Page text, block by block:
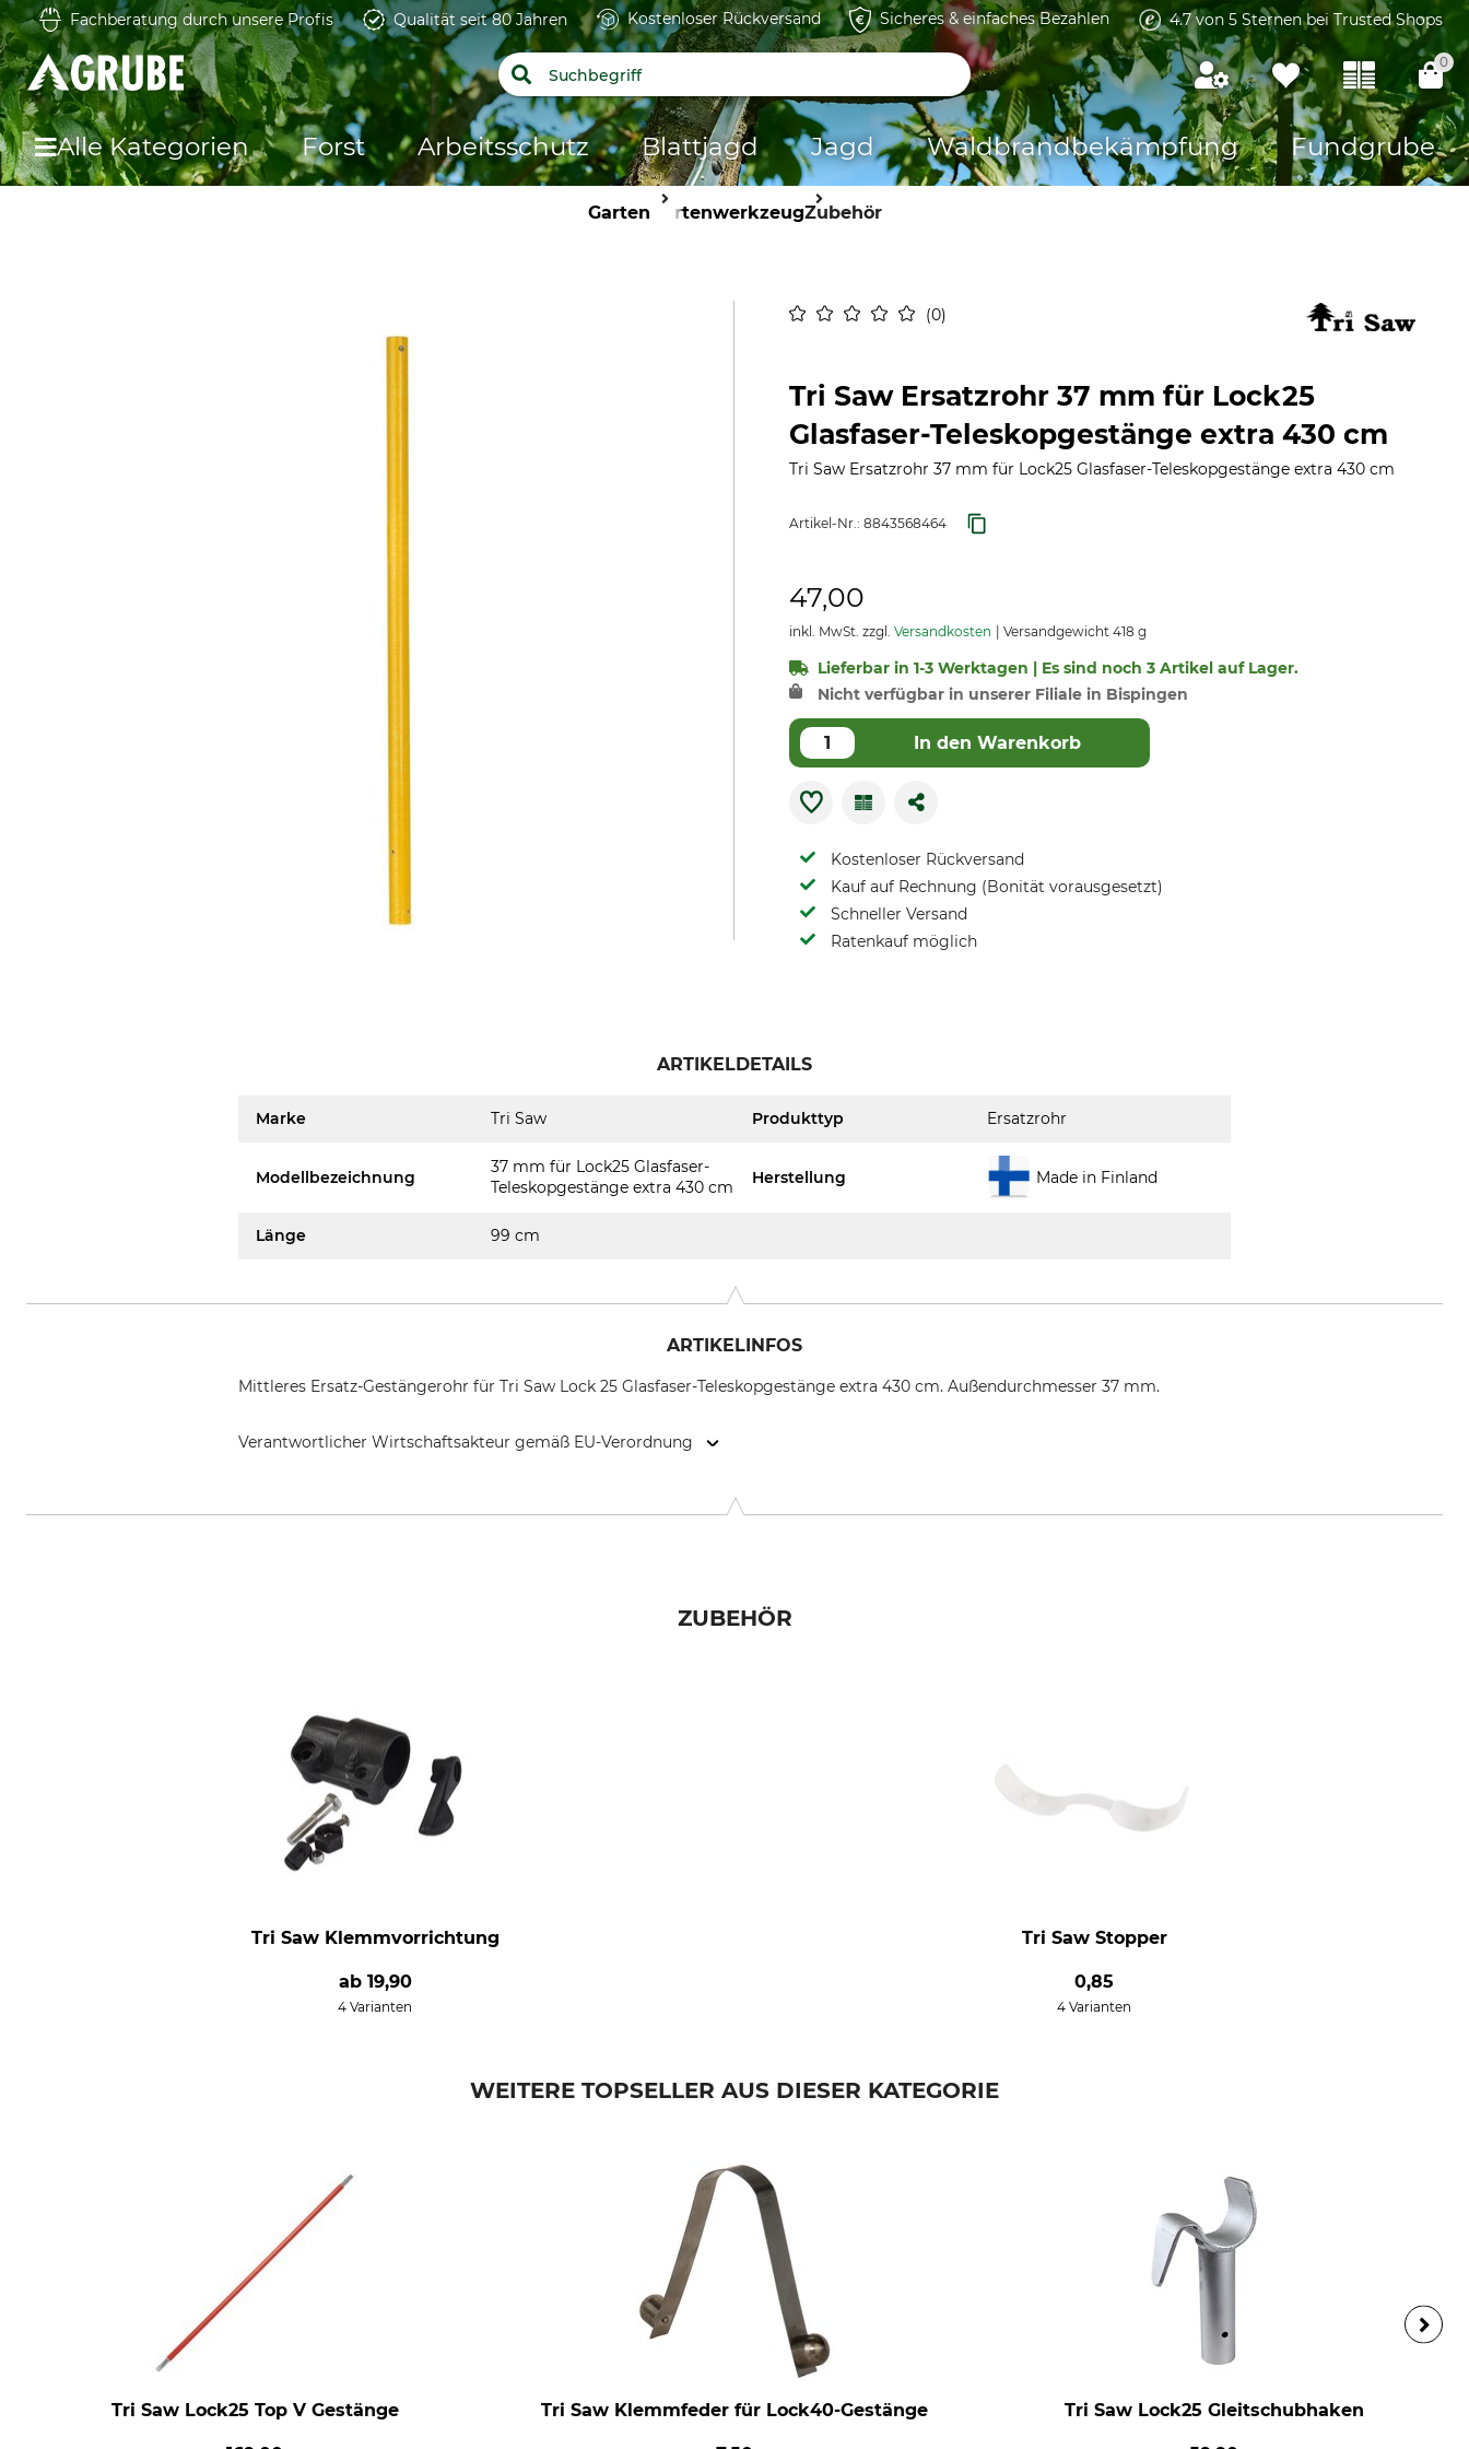
Fachberatung durch unsere Profis Qualität seit 80 Jahren Kostenloser Rückversand Sicheres & einfaches Bezahlen 4.7 von 5 Sternen bei Trusted Shops
0
Alle Kategorien Forst Arbeitsschutz Blattjagd Jagd Waldbrandbekämpfung Fundgrube
Garten GartenwerkzeugZubehör
0
Tri Saw Ersatzrohr 37 mm für Lock25
Glasfaser-Teleskopgestänge extra 430 cm
Tri Saw Ersatzrohr 37 mm für Lock25 Glasfaser-Teleskopgestänge extra 430 cm
Artikel-Nr.: 8843568464
47,00
inkl. MwSt. zzgl. Versandkosten Versandgewicht 418 g
Lieferbar in 1-3 Werktagen | Es sind noch 3 Artikel auf Lager.
Nicht verfügbar in unserer Filiale in Bispingen
In den Warenkorb
Kostenloser Rückversand
Kauf auf Rechnung (Bonität vorausgesetzt)
Schneller Versand
Ratenkauf möglich
ARTIKELDETAILS
Marke Tri Saw Produkttyp Ersatzrohr
Modellbezeichnung
37 mm für Lock25 Glasfaser-
Teleskopgestänge extra 430 cm
Herstellung Made in Finland
Länge 99 cm
ARTIKELINFOS
Mittleres Ersatz-Gestängerohr für Tri Saw Lock 25 Glasfaser-Teleskopgestänge extra 430 cm. Außendurchmesser 37 mm.
Verantwortlicher Wirtschaftsakteur gemäß EU-Verordnung
ZUBEHÖR
Tri Saw Klemmvorrichtung
ab 19,90
4 Varianten
Tri Saw Stopper
0,85
4 Varianten
WEITERE TOPSELLER AUS DIESER KATEGORIE
Tri Saw Lock25 Top V Gestänge Tri Saw Klemmfeder für Lock40-Gestänge Tri Saw Lock25 Gleitschubhaken